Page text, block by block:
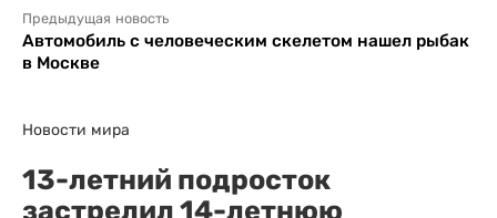
Предыдущая новость
Автомобиль с человеческим скелетом нашел рыбак
в Москве
Новости мира
13-летний подросток
застрелил 14-летнюю